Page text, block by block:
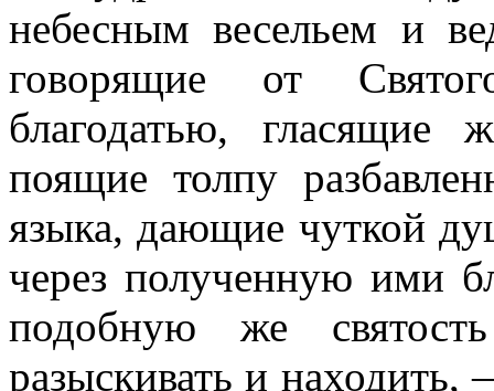
небесным весельем и
говорящие от
благодатью,
поящие толпу
языка, дающие чуткой
через полученную ими
подобную же
разыскивать и